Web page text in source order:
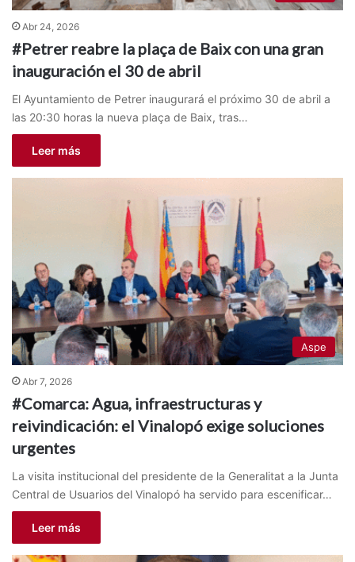
Abr 24, 2026
#Petrer reabre la plaça de Baix con una gran
inauguración el 30 de abril
El Ayuntamiento de Petrer inaugurará el próximo 30 de abril a
las 20:30 horas la nueva plaça de Baix, tras…
Leer más
Aspe
Abr 7, 2026
#Comarca: Agua, infraestructuras y
reivindicación: el Vinalopó exige soluciones
urgentes
La visita institucional del presidente de la Generalitat a la Junta
Central de Usuarios del Vinalopó ha servido para escenificar…
Leer más